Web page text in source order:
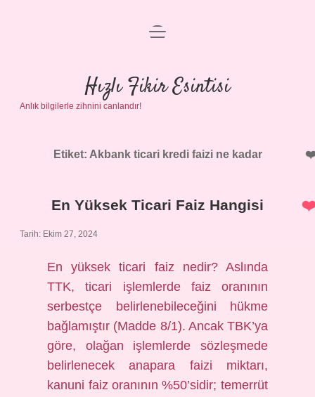
Anasayfa
Gizlilik Politikası
Yasal Uyarı
menüyü
Hızlı Fikir Esintisi
Anlık bilgilerle zihnini canlandır!
Etiket: Akbank ticari kredi faizi ne kadar
En Yüksek Ticari Faiz Hangisi
Tarih: Ekim 27, 2024
En yüksek ticari faiz nedir? Aslında
TTK, ticari işlemlerde faiz oranının
serbestçe belirlenebileceğini hükme
bağlamıştır (Madde 8/1). Ancak TBK’ya
göre, olağan işlemlerde sözleşmede
belirlenecek anapara faizi miktarı,
kanuni faiz oranının %50’sidir; temerrüt